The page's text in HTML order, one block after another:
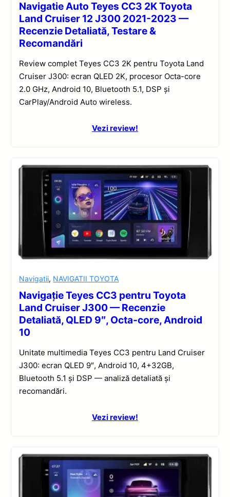
Navigatie Auto Teyes CC3 2K Toyota
Land Cruiser 12 J300 2021-2023 —
Recenzie Detaliată, Testare &
Recomandări
Review complet Teyes CC3 2K pentru Toyota Land
Cruiser J300: ecran QLED 2K, procesor Octa-core
2.0 GHz, Android 10, Bluetooth 5.1, DSP și
CarPlay/Android Auto wireless.
Vezi review!
Navigatii, NAVIGATII TOYOTA
Navigație Teyes CC3 pentru Toyota
Land Cruiser J300 — Recenzie
Detaliată, QLED 9″, Octa-core, Android
10
Unitate multimedia Teyes CC3 pentru Land Cruiser
J300: ecran QLED 9″, Android 10, 4+32GB,
Bluetooth 5.1 și DSP — analiză detaliată și
recomandări.
Vezi review!